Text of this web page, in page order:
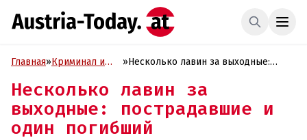
Главная»Криминал и
»Несколько лавин за выходные:
Несколько лавин за
выходные: пострадавшие и
один погибший